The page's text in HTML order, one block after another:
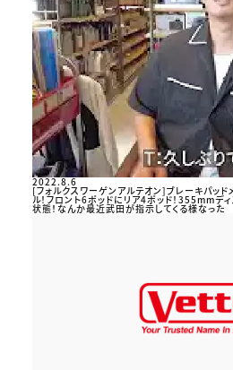
2022.8.6
[フォルクスワーゲンアルテオン]ブレーキパッド
ル！フロント6ポッドにリア4ポッド！355mmデ
状態！なんか最近武田が指示してくる様なった